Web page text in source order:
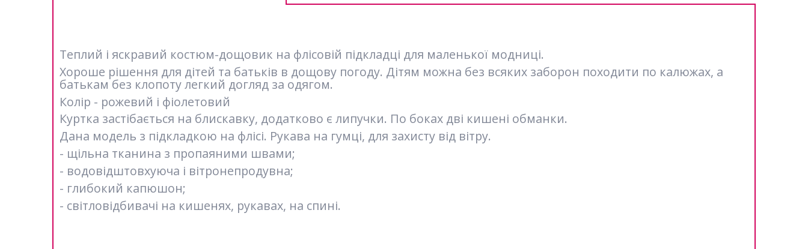
Теплий і яскравий костюм-дощовик на флісовій підкладці для маленької модниці.
Хороше рішення для дітей та батьків в дощову погоду. Дітям можна без всяких заборон походити по калюжах, а
батькам без клопоту легкий догляд за одягом.
Колір - рожевий і фіолетовий
Куртка застібається на блискавку, додатково є липучки. По боках дві кишені обманки.
Дана модель з підкладкою на флісі. Рукава на гумці, для захисту від вітру.
- щільна тканина з пропаяними швами;
- водовідштовхуюча і вітронепродувна;
- глибокий капюшон;
- світловідбивачі на кишенях, рукавах, на спині.